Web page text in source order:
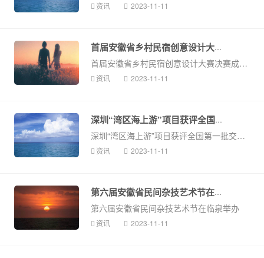
资讯 2023-11-11
首届安徽省乡村民宿创意设计大赛决...
首届安徽省乡村民宿创意设计大赛决赛成功举办
资讯 2023-11-11
深圳“湾区海上游”项目获评全国第...
深圳“湾区海上游”项目获评全国第一批交旅融合典型案例
资讯 2023-11-11
第六届安徽省民间杂技艺术节在临泉...
第六届安徽省民间杂技艺术节在临泉举办
资讯 2023-11-11